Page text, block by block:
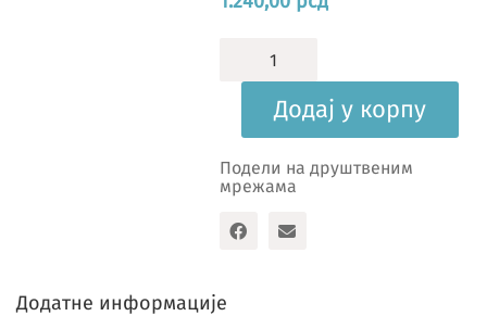
уџбеник
Додај у корпу
Подели на друштвеним
мрежама
Додатне информације